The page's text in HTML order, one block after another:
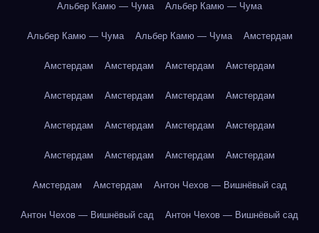
Альбер Камю — Чума Альбер Камю — Чума
Альбер Камю — Чума Альбер Камю — Чума Амстердам
Амстердам Амстердам Амстердам Амстердам
Амстердам Амстердам Амстердам Амстердам
Амстердам Амстердам Амстердам Амстердам
Амстердам Амстердам Амстердам Амстердам
Амстердам Амстердам Антон Чехов — Вишнёвый сад
Антон Чехов — Вишнёвый сад Антон Чехов — Вишнёвый сад